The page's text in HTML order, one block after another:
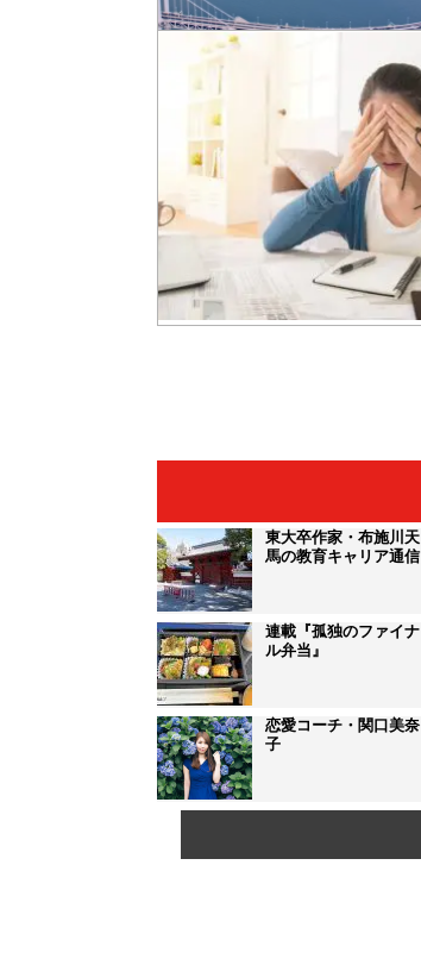
東大卒作家・布施川天
馬の教育キャリア通信
連載『孤独のファイナ
ル弁当』
恋愛コーチ・関口美奈
子